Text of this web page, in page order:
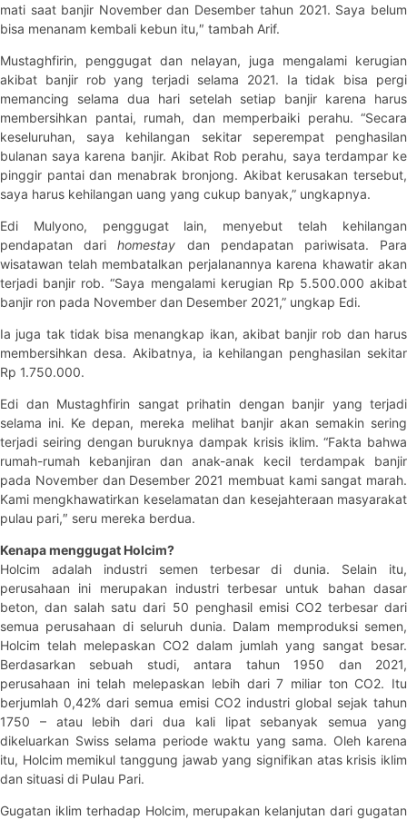
mati saat banjir November dan Desember tahun 2021. Saya belum
bisa menanam kembali kebun itu,″ tambah Arif.
Mustaghfirin, penggugat dan nelayan, juga mengalami kerugian
akibat banjir rob yang terjadi selama 2021. Ia tidak bisa pergi
memancing selama dua hari setelah setiap banjir karena harus
membersihkan pantai, rumah, dan memperbaiki perahu. “Secara
keseluruhan, saya kehilangan sekitar seperempat penghasilan
bulanan saya karena banjir. Akibat Rob perahu, saya terdampar ke
pinggir pantai dan menabrak bronjong. Akibat kerusakan tersebut,
saya harus kehilangan uang yang cukup banyak,” ungkapnya.
Edi Mulyono, penggugat lain, menyebut telah kehilangan
pendapatan darihomestay dan pendapatan pariwisata. Para
wisatawan telah membatalkan perjalanannya karena khawatir akan
terjadi banjir rob. “Saya mengalami kerugian Rp 5.500.000 akibat
banjir ron pada November dan Desember 2021,” ungkap Edi.
Ia juga tak tidak bisa menangkap ikan, akibat banjir rob dan harus
membersihkan desa. Akibatnya, ia kehilangan penghasilan sekitar
Rp 1.750.000.
Edi dan Mustaghfirin sangat prihatin dengan banjir yang terjadi
selama ini. Ke depan, mereka melihat banjir akan semakin sering
terjadi seiring dengan buruknya dampak krisis iklim. “Fakta bahwa
rumah-rumah kebanjiran dan anak-anak kecil terdampak banjir
pada November dan Desember 2021 membuat kami sangat marah.
Kami mengkhawatirkan keselamatan dan kesejahteraan masyarakat
pulau pari,″ seru mereka berdua.
Kenapa menggugat Holcim?
Holcim adalah industri semen terbesar di dunia. Selain itu,
perusahaan ini merupakan industri terbesar untuk bahan dasar
beton, dan salah satu dari 50 penghasil emisi CO2 terbesar dari
semua perusahaan di seluruh dunia. Dalam memproduksi semen,
Holcim telah melepaskan CO2 dalam jumlah yang sangat besar.
Berdasarkan sebuah studi, antara tahun 1950 dan 2021,
perusahaan ini telah melepaskan lebih dari 7 miliar ton CO2. Itu
berjumlah 0,42% dari semua emisi CO2 industri global sejak tahun
1750 – atau lebih dari dua kali lipat sebanyak semua yang
dikeluarkan Swiss selama periode waktu yang sama. Oleh karena
itu, Holcim memikul tanggung jawab yang signifikan atas krisis iklim
dan situasi di Pulau Pari.
Gugatan iklim terhadap Holcim, merupakan kelanjutan dari gugatan